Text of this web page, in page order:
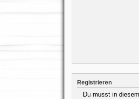
Registrieren
Du musst in